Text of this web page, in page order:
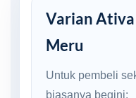
Varian Ativa
Meru
Untuk pembeli
biasanya begini: